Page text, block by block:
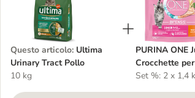
Questo articolo: Ultima
Urinary Tract Pollo
10 kg
PURINA ONE
Crocchette
Set %: 2 x 1,4